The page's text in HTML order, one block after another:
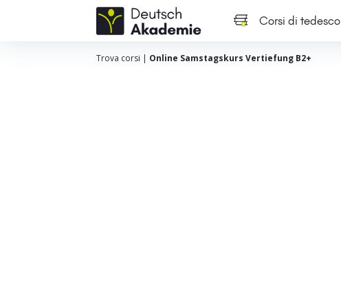
Corsi di tedesco
Trova corsi | Online Samstagskurs Vertiefung B2+